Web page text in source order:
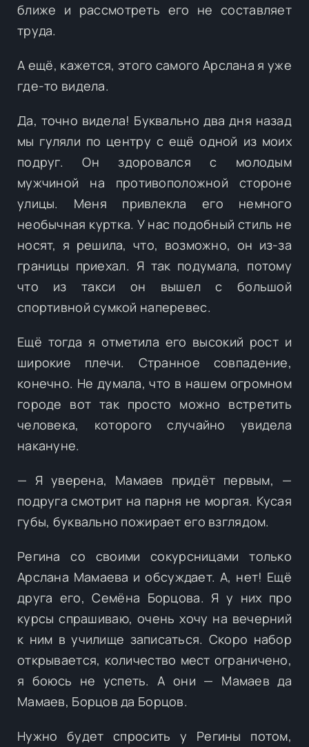
ближе и рассмотреть его не составляет
труда.
А ещё, кажется, этого самого Арслана я уже
где-то видела.
Да, точно видела! Буквально два дня назад
мы гуляли по центру с ещё одной из моих
подруг. Он здоровался с молодым
мужчиной на противоположной стороне
улицы. Меня привлекла его немного
необычная куртка. У нас подобный стиль не
носят, я решила, что, возможно, он из-за
границы приехал. Я так подумала, потому
что из такси он вышел с большой
спортивной сумкой наперевес.
Ещё тогда я отметила его высокий рост и
широкие плечи. Странное совпадение,
конечно. Не думала, что в нашем огромном
городе вот так просто можно встретить
человека, которого случайно увидела
накануне.
— Я уверена, Мамаев придёт первым, —
подруга смотрит на парня не моргая. Кусая
губы, буквально пожирает его взглядом.
Регина со своими сокурсницами только
Арслана Мамаева и обсуждает. А, нет! Ещё
друга его, Семёна Борцова. Я у них про
курсы спрашиваю, очень хочу на вечерний
к ним в училище записаться. Скоро набор
открывается, количество мест ограничено,
я боюсь не успеть. А они — Мамаев да
Мамаев, Борцов да Борцов.
Нужно будет спросить у Регины потом,